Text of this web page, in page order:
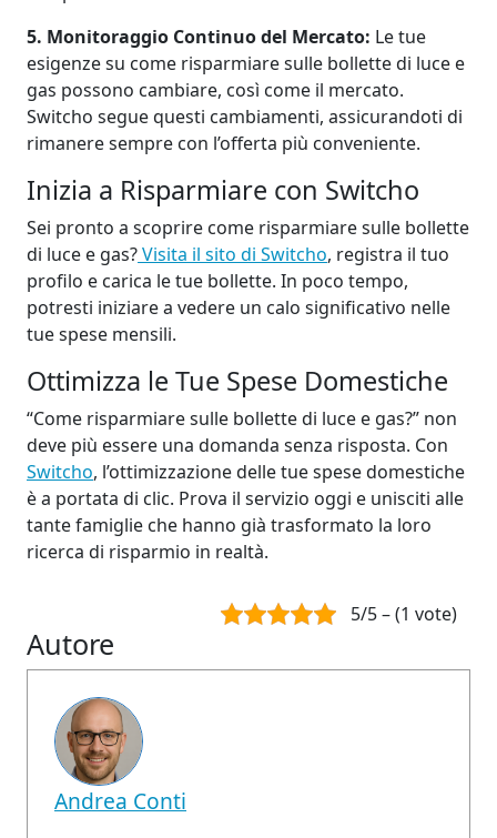
5. Monitoraggio Continuo del Mercato: Le tue
esigenze su come risparmiare sulle bollette di luce e
gas possono cambiare, così come il mercato.
Switcho segue questi cambiamenti, assicurandoti di
rimanere sempre con l’offerta più conveniente.
Inizia a Risparmiare con Switcho
Sei pronto a scoprire come risparmiare sulle bollette
di luce e gas?Visita il sito di Switcho, registra il tuo
profilo e carica le tue bollette. In poco tempo,
potresti iniziare a vedere un calo significativo nelle
tue spese mensili.
Ottimizza le Tue Spese Domestiche
“Come risparmiare sulle bollette di luce e gas?” non
deve più essere una domanda senza risposta. Con
Switcho, l’ottimizzazione delle tue spese domestiche
è a portata di clic. Prova il servizio oggi e unisciti alle
tante famiglie che hanno già trasformato la loro
ricerca di risparmio in realtà.
5/5 – (1 vote)
Autore
Andrea Conti